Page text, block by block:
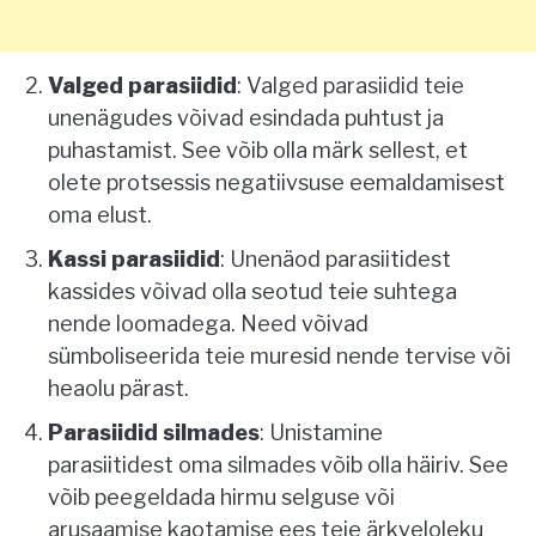
Valged parasiidid: Valged parasiidid teie
unenägudes võivad esindada puhtust ja
puhastamist. See võib olla märk sellest, et
olete protsessis negatiivsuse eemaldamisest
oma elust.
Kassi parasiidid: Unenäod parasiitidest
kassides võivad olla seotud teie suhtega
nende loomadega. Need võivad
sümboliseerida teie muresid nende tervise või
heaolu pärast.
Parasiidid silmades: Unistamine
parasiitidest oma silmades võib olla häiriv. See
võib peegeldada hirmu selguse või
arusaamise kaotamise ees teie ärkveloleku